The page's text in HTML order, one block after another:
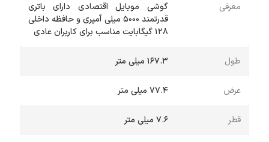
معرفی
گوشی موبایل اقتصادی دارای باتری
قدرتمند 5000 میلی آمپری و حافظه داخلی
128 گیگابایت مناسب برای کاربران عادی
طول 167.3 میلی متر
عرض 77.4 میلی متر
قطر 7.6 میلی متر